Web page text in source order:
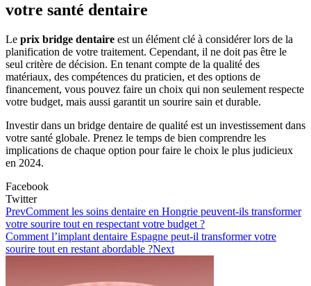
votre santé dentaire
Le prix bridge dentaire est un élément clé à considérer lors de la
planification de votre traitement. Cependant, il ne doit pas être le
seul critère de décision. En tenant compte de la qualité des
matériaux, des compétences du praticien, et des options de
financement, vous pouvez faire un choix qui non seulement respecte
votre budget, mais aussi garantit un sourire sain et durable.
Investir dans un bridge dentaire de qualité est un investissement dans
votre santé globale. Prenez le temps de bien comprendre les
implications de chaque option pour faire le choix le plus judicieux
en 2024.
Facebook
Twitter
PrevComment les soins dentaire en Hongrie peuvent-ils transformer
votre sourire tout en respectant votre budget ?
Comment l’implant dentaire Espagne peut-il transformer votre
sourire tout en restant abordable ?Next